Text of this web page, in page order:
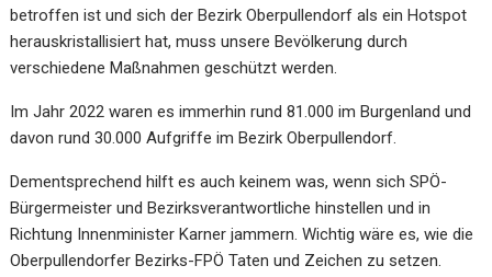
betroffen ist und sich der Bezirk Oberpullendorf als ein Hotspot
herauskristallisiert hat, muss unsere Bevölkerung durch
verschiedene Maßnahmen geschützt werden.
Im Jahr 2022 waren es immerhin rund 81.000 im Burgenland und
davon rund 30.000 Aufgriffe im Bezirk Oberpullendorf.
Dementsprechend hilft es auch keinem was, wenn sich SPÖ-
Bürgermeister und Bezirksverantwortliche hinstellen und in
Richtung Innenminister Karner jammern. Wichtig wäre es, wie die
Oberpullendorfer Bezirks-FPÖ Taten und Zeichen zu setzen.